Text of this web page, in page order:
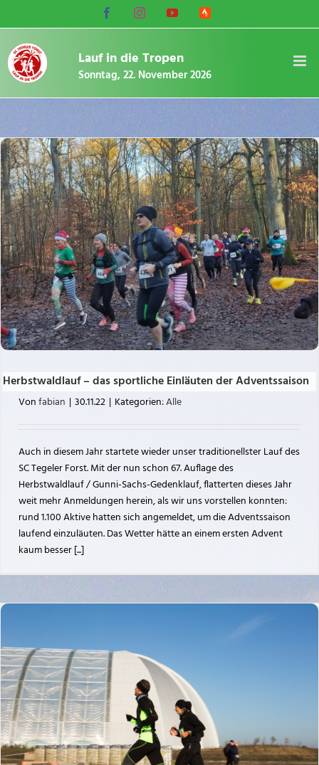
Inhalt
springen
FacebookInstagramYouTube
Strava
Lauf in die Tropen
Sonntag, 22. November 2026
Herbstwaldlauf – das sportliche Einläuten der Adventssaison
Vonfabian | 30.11.22 | Kategorien:Alle
Auch in diesem Jahr startete wieder unser traditionellster Lauf des
SC Tegeler Forst. Mit der nun schon 67. Auflage des
Herbstwaldlauf / Gunni-Sachs-Gedenklauf, flatterten dieses Jahr
weit mehr Anmeldungen herein, als wir uns vorstellen konnten:
rund 1.100 Aktive hatten sich angemeldet, um die Adventssaison
laufend einzuläuten. Das Wetter hätte an einem ersten Advent
kaum besser [...]